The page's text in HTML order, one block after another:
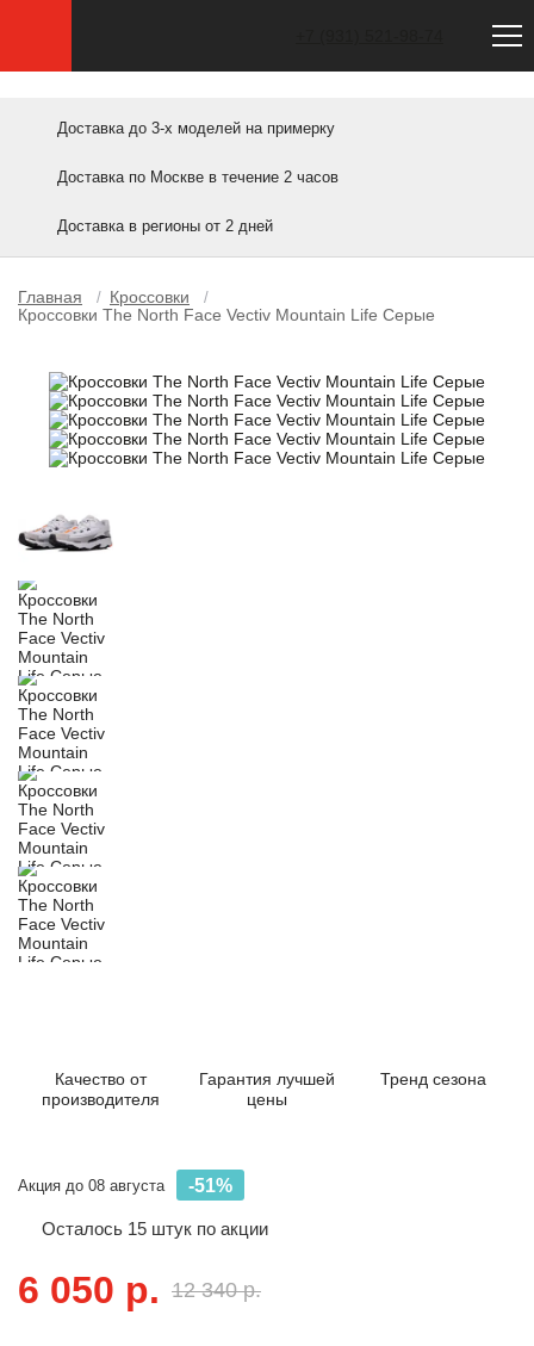
Доставка до 3-х моделей на примерку
Доставка по Москве в течение 2 часов
Доставка в регионы от 2 дней
Главная / Кроссовки /
Кроссовки The North Face Vectiv Mountain Life Серые
Качество от
производителя
Гарантия лучшей
цены
Тренд сезона
Акция до 08 августа -51%
Осталось 15 штук по акции
6 050 р. 12 340 р.